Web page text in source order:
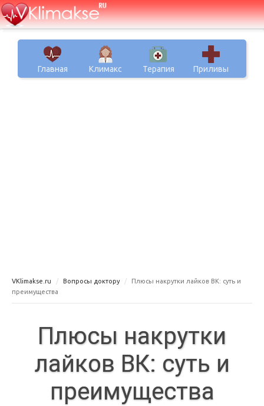
Главная Климакс Терапия Приливы
VKlimakse.ru Вопросы доктору
Плюсы накрутки лайков ВК: суть и
преимущества
Плюсы накрутки
лайков ВК: суть и
преимущества